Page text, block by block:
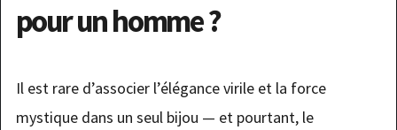
pour un homme ?
Il est rare d’associer l’élégance virile et la force
mystique dans un seul bijou — et pourtant, le